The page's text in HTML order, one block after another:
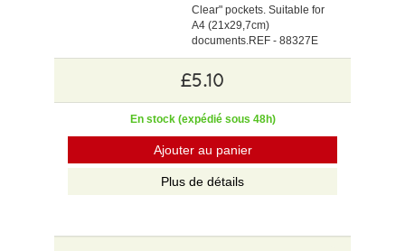
Clear" pockets. Suitable for
A4 (21x29,7cm)
documents.REF - 88327E
£5.10
En stock (expédié sous 48h)
Ajouter au panier
Plus de détails